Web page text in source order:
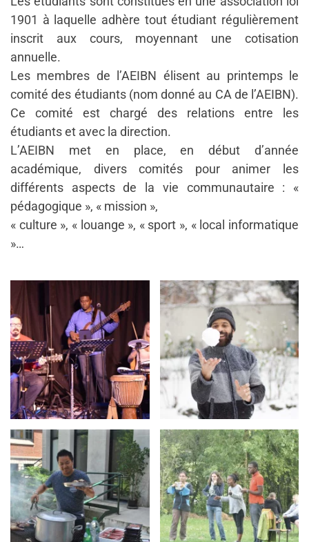
1901 à laquelle adhère tout étudiant régulièrement
inscrit aux cours, moyennant une cotisation
annuelle.
Les membres de l’AEIBN élisent au printemps le
comité des étudiants (nom donné au CA de l’AEIBN).
Ce comité est chargé des relations entre les
étudiants et avec la direction.
L’AEIBN met en place, en début d’année
académique, divers comités pour animer les
différents aspects de la vie communautaire : «
pédagogique », « mission »,
« culture », « louange », « sport », « local informatique
»…